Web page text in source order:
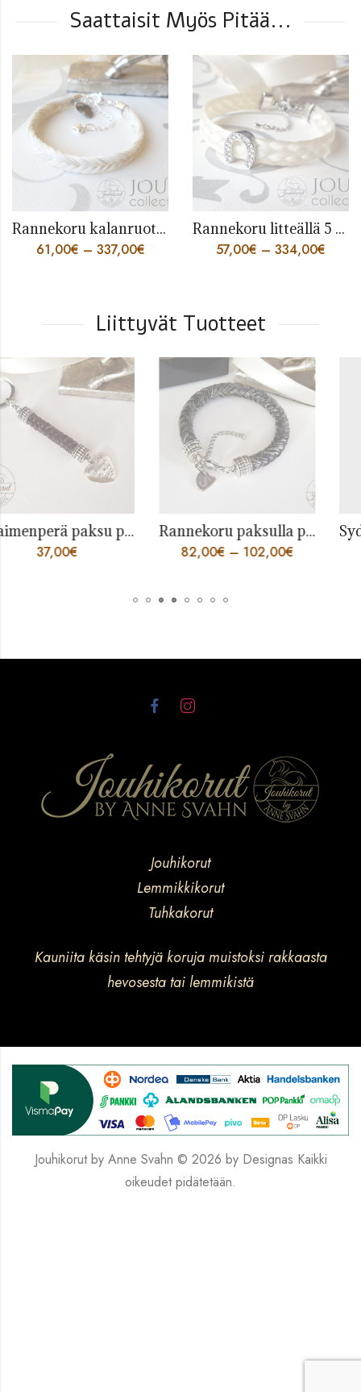
Saattaisit Myös Pitää...
Rannekoru kalanruotoletillä
61,00€ – 337,00€
Rannekoru litteällä 5 säikeen punoksella
57,00€ – 334,00€
Liittyvät Tuotteet
Avaimenperä paksu punos, sydän
€
Rannekoru paksulla pyöreällä 8 säikeen punoksella
€ – 102,00€
Jouhikorut
Lemmikkikorut
Tuhkakorut
Kauniita käsin tehtyjä koruja muistoksi rakkaasta
hevosesta tai lemmikistä
Jouhikorut by Anne Svahn © 2026 by Designas Kaikki
oikeudet pidätetään.